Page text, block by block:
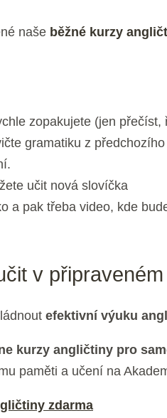
naše běžné kurzy
zopakujete (jen
gramatiku z
učit nová slovíčka
a pak třeba video, kde
v
efektivní výuku
kurzy angličtiny pro
paměti a učení na
zdarma